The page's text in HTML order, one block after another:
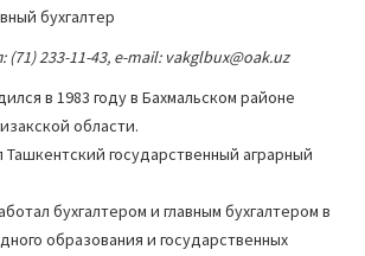
бухгалтер
(71) 233-11-43, e-mail: vakglbux@oak.uz
в 1983 году в Бахмальском районе
области.
Ташкентский государственный аграрный
бухгалтером и главным бухгалтером в
образования и государственных